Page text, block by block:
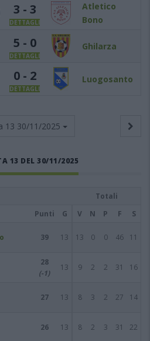
3 - 3
DETTAGLI
Atletico
Bono
5 - 0
DETTAGLI
Ghilarza
0 - 2
DETTAGLI
Luogosanto
13 30/11/2025
13 DEL 30/11/2025
Totali
Punti G V N P F S
39 13 13 0 0 46 11
28
(-1)
13 9 2 2 31 16
27 13 8 3 2 27 14
26 13 8 2 3 31 22